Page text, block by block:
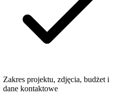
Zakres projektu, zdjęcia, budżet i
dane kontaktowe